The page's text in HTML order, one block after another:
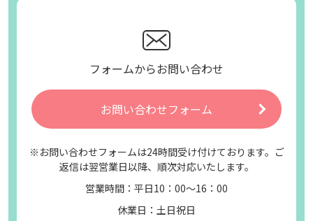
フォームからお問い合わせ
お問い合わせフォーム
※お問い合わせフォームは24時間受け付けております。ご
返信は翌営業日以降、順次対応いたします。
営業時間：平日10：00～16：00
休業日：土日祝日